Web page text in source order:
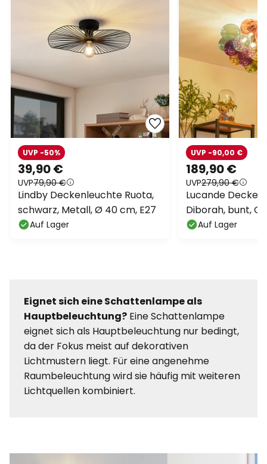
39,90 €
UVP79,90 €
UVP -50%
Lindby Deckenleuchte Ruota,
schwarz, Metall, Ø 40 cm, E27
Auf Lager
189,90 €
UVP279,90 €
UVP -90,00 €
Lucande
Diborah, bunt,
G9Auf Lager
Eignet sich eine Schattenlampe als
Hauptbeleuchtung? Eine Schattenlampe
eignet sich als Hauptbeleuchtung nur bedingt,
da der Fokus meist auf dekorativen
Lichtmustern liegt. Für eine angenehme
Raumbeleuchtung wird sie häufig mit weiteren
Lichtquellen kombiniert.